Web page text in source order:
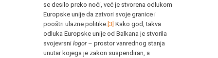
se desilo preko noći, već je stvorena odlukom
Europske unije da zatvori svoje granice i
pooštri ulazne politike. [3] Kako god, takva
odluka Europske unije od Balkana je stvorila
svojevrsni logor – prostor vanrednog stanja
unutar kojega je zakon suspendiran, a